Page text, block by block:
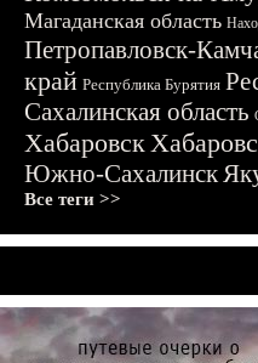
Магаданская область
Петропавловск-
край Республика Бурятия
Сахалинская область
Хабаровск
Южно-Сахалинск
Все теги >>